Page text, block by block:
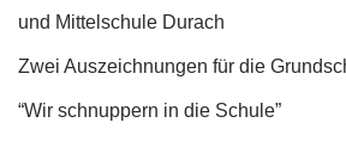
und Mittelschule Durach
Zwei Auszeichnungen für die
“Wir schnuppern in die Schule”